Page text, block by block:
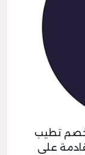
خصم تطيب
على